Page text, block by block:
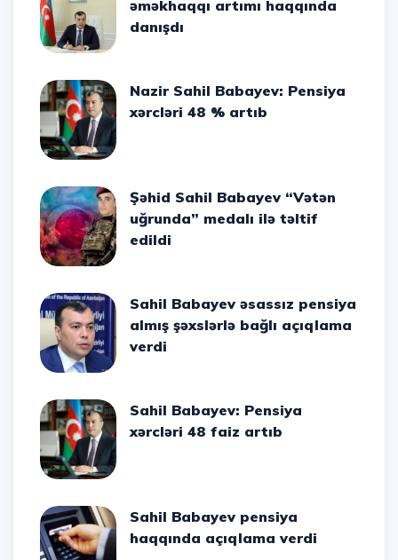
əməkhaqqı artımı haqqında
danışdı
Nazir Sahil Babayev: Pensiya
xərcləri 48 % artıb
Şəhid Sahil Babayev “Vətən
uğrunda” medalı ilə təltif
edildi
Sahil Babayev əsassız pensiya
almış şəxslərlə bağlı açıqlama
verdi
Sahil Babayev: Pensiya
xərcləri 48 faiz artıb
Sahil Babayev pensiya
haqqında açıqlama verdi